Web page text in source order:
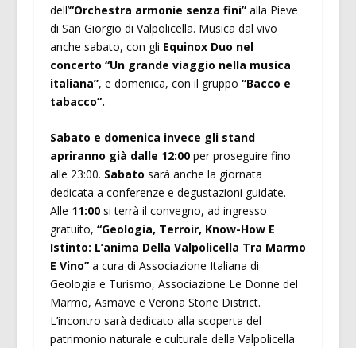
dell’“Orchestra armonie senza fini”alla Pieve
di San Giorgio di Valpolicella. Musica dal vivo
anche sabato, con gli Equinox Duo nel
concerto “Un grande viaggio nella musica
italiana”, e domenica, con il gruppo “Bacco e
tabacco”.
Sabato e domenica invece gli stand
apriranno già dalle 12:00per proseguire fino
alle 23:00. Sabato sarà anche la giornata
dedicata a conferenze e degustazioni guidate.
Alle 11:00si terrà il convegno, ad ingresso
gratuito, “Geologia, Terroir, Know-How E
Istinto: L’anima Della Valpolicella Tra Marmo
E Vino” a cura di Associazione Italiana di
Geologia e Turismo, Associazione Le Donne del
Marmo, Asmave e Verona Stone District.
L’incontro sarà dedicato alla scoperta del
patrimonio naturale e culturale della Valpolicella